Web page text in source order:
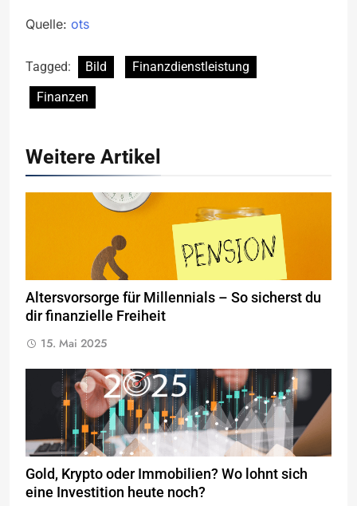
Quelle: ots
Tagged: Bild
Finanzdienstleistung
Finanzen
Weitere Artikel
Altersvorsorge für Millennials – So sicherst du
dir finanzielle Freiheit
15. Mai 2025
Gold, Krypto oder Immobilien? Wo lohnt sich
eine Investition heute noch?